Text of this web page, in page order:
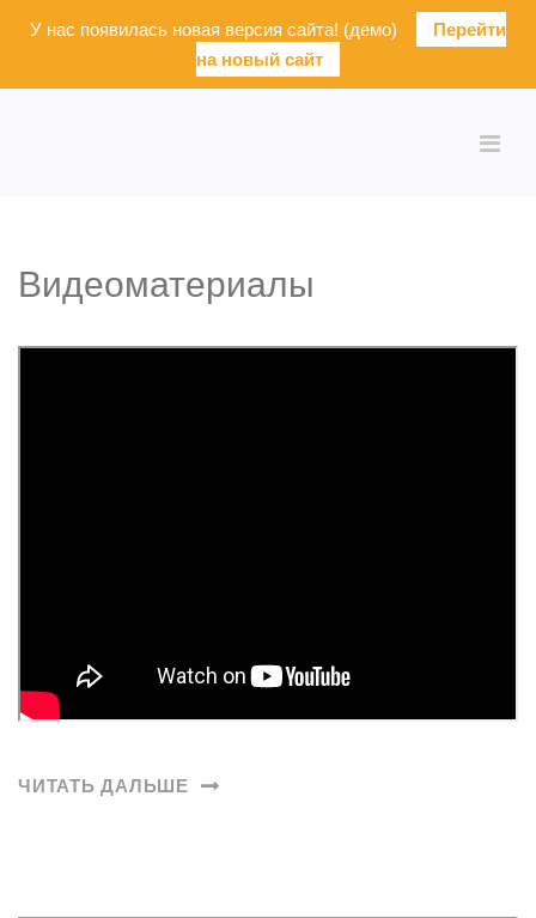
У нас появилась новая версия сайта! (демо)
Перейти
на новый сайт
Видеоматериалы
ЧИТАТЬ ДАЛЬШЕ